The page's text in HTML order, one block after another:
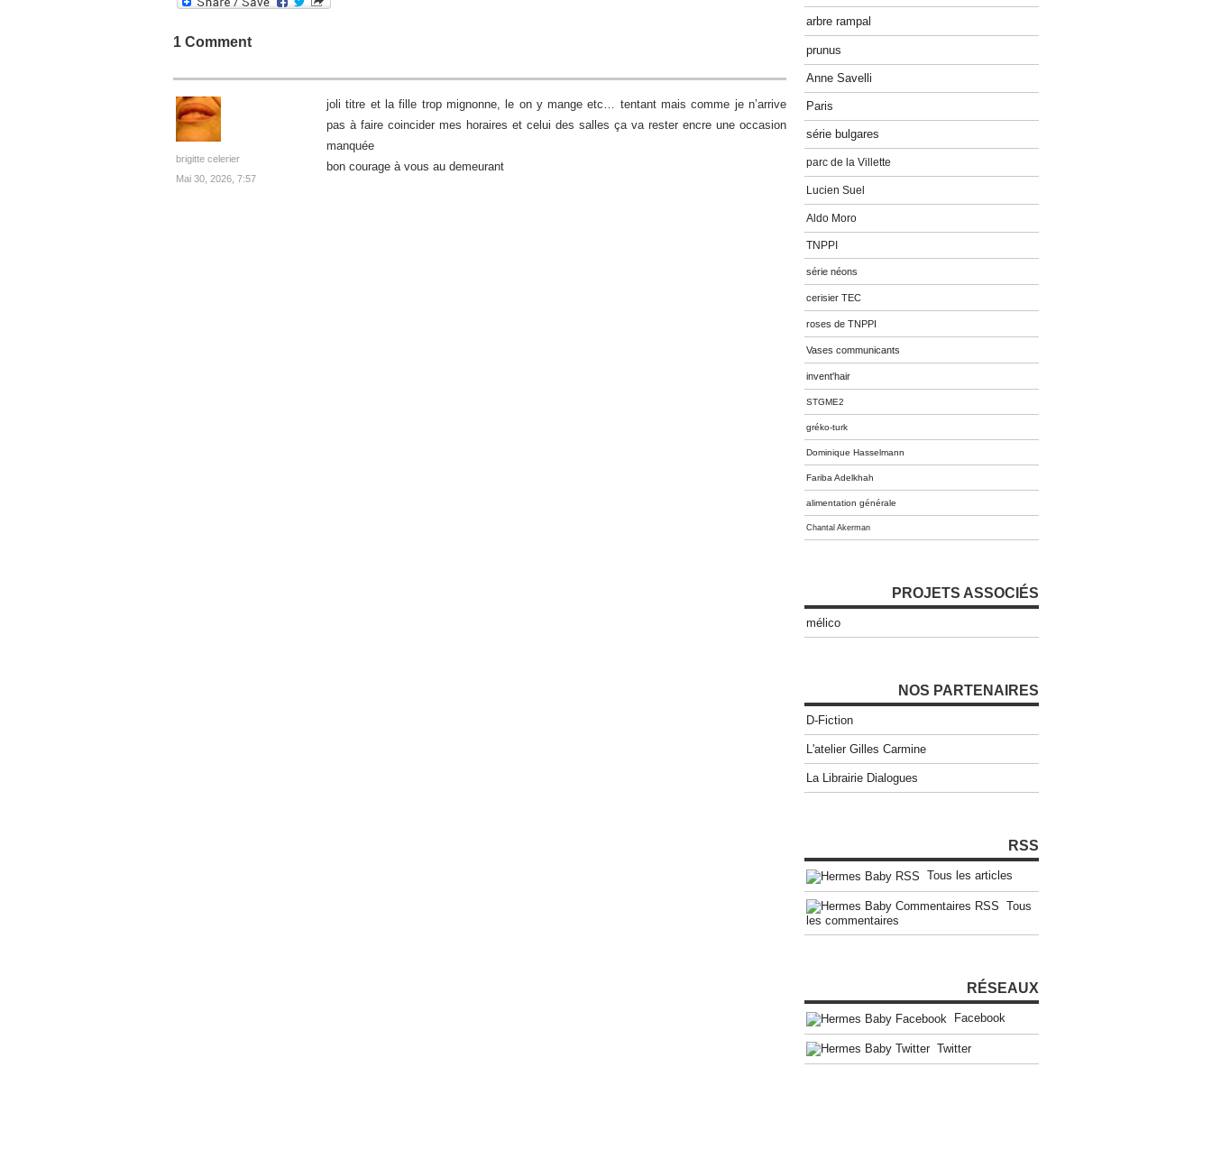
1 Comment
brigitte celerier
Mai 30, 2026, 7:57
joli titre et la fille trop mignonne, le on y mange etc… tentant mais comme je n’arrive
pas à faire coincider mes horaires et celui des salles ça va rester encre une occasion
manquée
bon courage à vous au demeurant
arbre rampal
prunus
Anne Savelli
Paris
série bulgares
parc de la Villette
Lucien Suel
Aldo Moro
TNPPI
série néons
cerisier TEC
roses de TNPPI
Vases communicants
invent'hair
STGME2
gréko-turk
Dominique Hasselmann
Fariba Adelkhah
alimentation générale
Chantal Akerman
PROJETS ASSOCIÉS
mélico
NOS PARTENAIRES
D-Fiction
L'atelier Gilles Carmine
La Librairie Dialogues
RSS
Tous les articles
Tous
les commentaires
RÉSEAUX
Facebook
Twitter